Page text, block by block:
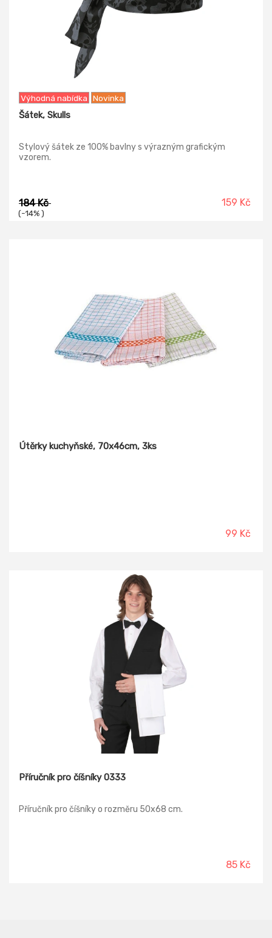
Výhodná nabídka Novinka
Šátek, Skulls
Stylový šátek ze 100% bavlny s výrazným grafickým
vzorem.
184 Kč
(-14% )
159 Kč
Útěrky kuchyňské, 70x46cm, 3ks
99 Kč
Příručník pro číšníky 0333
Příručník pro číšníky o rozměru 50x68 cm.
85 Kč